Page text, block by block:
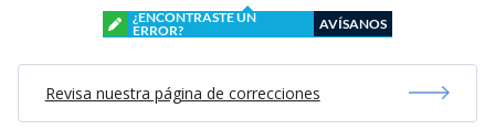
¿ENCONTRASTE UN
ERROR?
AVÍSANOS
Revisa nuestra página de correcciones